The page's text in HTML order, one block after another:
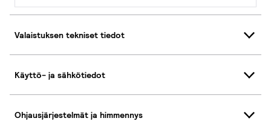
Valaistuksen tekniset tiedot
Käyttö- ja sähkötiedot
Ohjausjärjestelmät ja himmennys